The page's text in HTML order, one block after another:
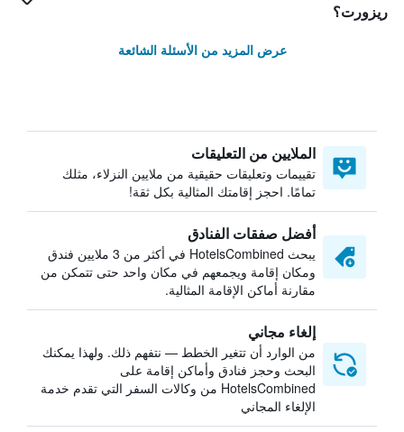
ريزورت؟
عرض المزيد من الأسئلة الشائعة
الملايين من التعليقات
تقييمات وتعليقات حقيقية من ملايين النزلاء، مثلك
تمامًا. احجز إقامتك المثالية بكل ثقة!
أفضل صفقات الفنادق
يبحث HotelsCombined في أكثر من 3 ملايين فندق
ومكان إقامة ويجمعهم في مكان واحد حتى تتمكن من
مقارنة أماكن الإقامة المثالية.
إلغاء مجاني
من الوارد أن تتغير الخطط — نتفهم ذلك. ولهذا يمكنك
البحث وحجز فنادق وأماكن إقامة على
HotelsCombined من وكالات السفر التي تقدم خدمة
الإلغاء المجاني